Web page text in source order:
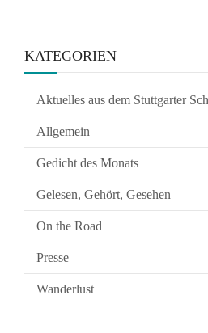
KATEGORIEN
Aktuelles aus dem Stuttgarter
Allgemein
Gedicht des Monats
Gelesen, Gehört, Gesehen
On the Road
Presse
Wanderlust